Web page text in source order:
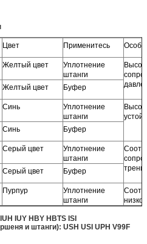
Цвет Применитесь
Желтый цвет
Уплотнение
штанги
Желтый цвет Буфер
Синь
Уплотнение
штанги
Синь Буфер
Серый цвет
Уплотнение
штанги
Серый цвет Буфер
Пурпур
Уплотнение
штанги
IUY HBY HBTS ISI
и штанги): USH USI UPH V99F